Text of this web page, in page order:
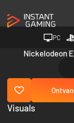
PC
Nickelodeon
Visuals